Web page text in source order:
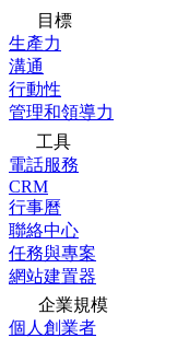
目標
生產力
溝通
行動性
管理和領導力
工具
電話服務
CRM
行事曆
聯絡中心
任務與專案
網站建置器
企業規模
個人創業者